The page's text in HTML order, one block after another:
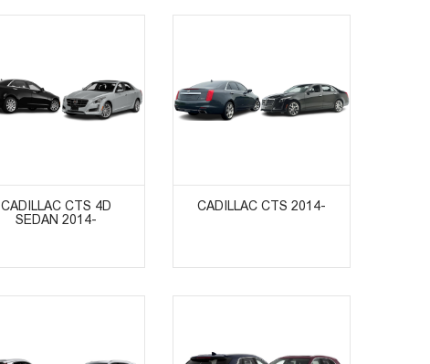
CADILLAC CTS 4D
SEDAN 2014-
CADILLAC CTS 2014-